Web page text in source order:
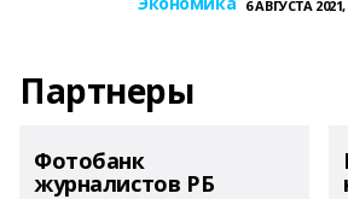
6 АВГУСТА 2021,
Партнеры
Фотобанк
журналистов РБ